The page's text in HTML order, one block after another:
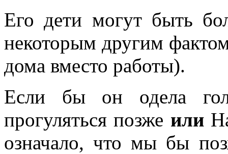
Его дети могут быть
некоторым другим
дома вместо работы).
Если бы он одела
прогуляться позже или
означало, что мы бы